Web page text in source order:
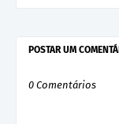
POSTAR UM
0 Comentários